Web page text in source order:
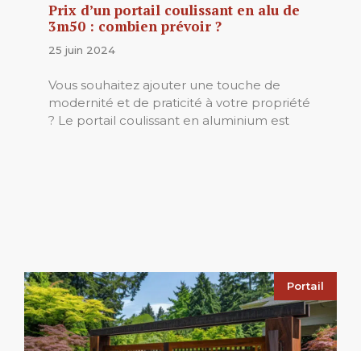
Prix d’un portail coulissant en alu de
3m50 : combien prévoir ?
25 juin 2024
Vous souhaitez ajouter une touche de
modernité et de praticité à votre propriété
? Le portail coulissant en aluminium est
Portail